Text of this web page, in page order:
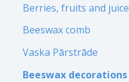
Berries, fruits and juice
Beeswax comb
Vaska Pārstrāde
Beeswax decorations